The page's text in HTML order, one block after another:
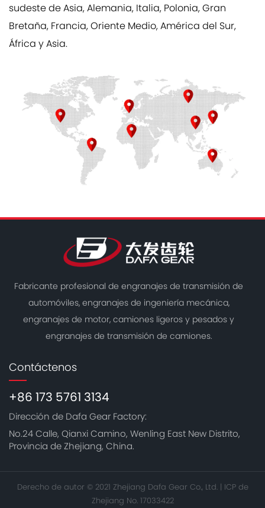
sudeste de Asia, Alemania, Italia, Polonia, Gran
Bretaña, Francia, Oriente Medio, América del Sur,
África y Asia.
Fabricante profesional de engranajes de transmisión de
automóviles, engranajes de ingeniería mecánica,
engranajes de motor, camiones ligeros y pesados ​​y
engranajes de transmisión de camiones.
Contáctenos
+86 173 5761 3134
Dirección de Dafa Gear Factory:
No.24 Calle, Qianxi Camino, Wenling East New Distrito,
Provincia de Zhejiang, China.
Derecho de autor © 2021 Zhejiang Dafa Gear Co., Ltd. | ICP de
Zhejiang No. 17033422